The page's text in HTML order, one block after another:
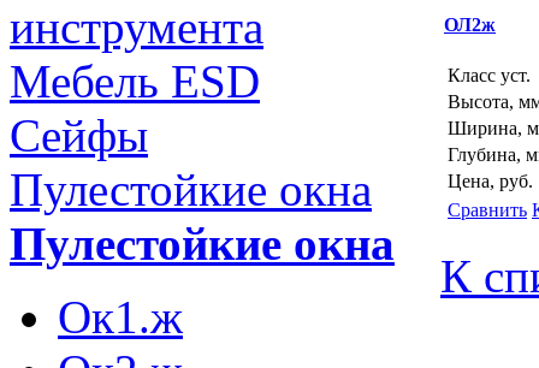
инструмента
Мебель ESD
Сейфы
Пулестойкие окна
Пулестойкие окна
Ок1.ж
ОЛ2ж
Класс уст.
Высота,
Ширина,
Глубина,
Цена, руб.
Сравнить
К